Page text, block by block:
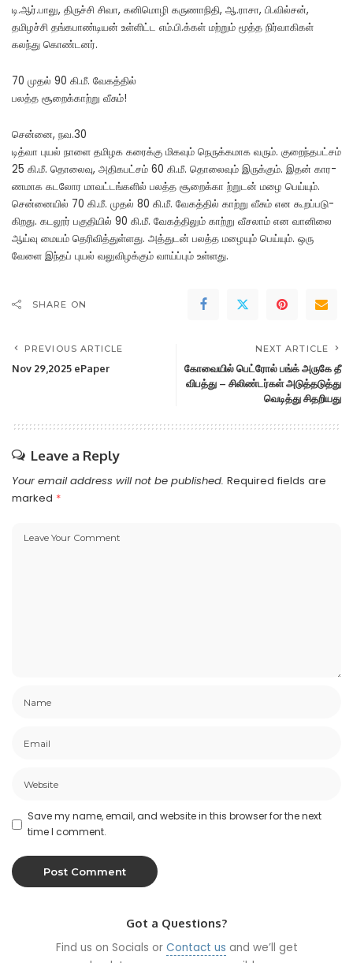
டி.ஆர்.பாலு, திருச்சி சிவா, கனிமொழி கருணாநிதி, ஆ.ராசா, பி.வில்சன்,
தமிழச்சி தங்கபாண்டியன் உள்ளிட்ட எம்.பி.க்கள் மற்றும் மூத்த நிர்வாகிகள்
கலந்து கொண்டனர்.
70 முதல் 90 கி.மீ. வேகத்­தில்
பலத்த சூறைக்­காற்று வீசும்!
சென்னை, நவ.30
டித்வா புயல் நாளை தமி­ழக கரைக்கு மிக­வும் நெருக்­க­மாக வரும். குறைந்­த­பட்­சம்
25 கி.மீ. தொலைவு, அதி­க­பட்­சம் 60 கி.மீ. தொலை­வும் இருக்­கும். இதன் கார­
ண­மாக கட­லோர மாவட்­டங்­க­ளில் பலத்த சூறைக்­கா ற்­று­டன் மழை பெய்­யும்.
சென்­னை­யில் 70 கி.மீ. முதல் 80 கி.மீ. வேகத்­தில் காற்று வீசும் என கூறப்­ப­டு­
கி­றது. கட­லூர் பகு­தி­யில் 90 கி.மீ. வேகத்­தி­லும் காற்று வீச­லாம் என வானிலை
ஆய்வு மையம் தெரி­வித்­துள்­ளது. அத்­து­டன் பலத்த மழை­யும் பெய்­யும். ஒரு
வேளை இந்­தப் புயல் வலு­வி­ழக்­கும் வாய்ப்­பும் உள்­ளது.
SHARE ON
PREVIOUS ARTICLE
Nov 29,2025 ePaper
NEXT ARTICLE
கோவையில் பெட்ரோல் பங்க் அருகே தீ
விபத்து – சிலிண்டர்கள் அடுத்தடுத்து
வெடித்து சிதறியது
Leave a Reply
Your email address will not be published. Required fields are
marked *
Save my name, email, and website in this browser for the next
time I comment.
Got a Questions?
Find us on Socials or Contact us and we’ll get